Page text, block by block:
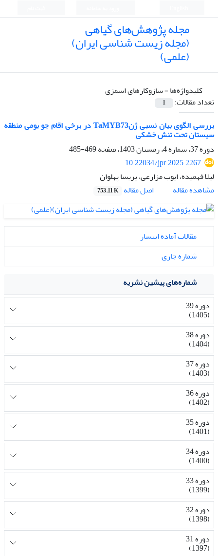
مجله پژوهش‌های گیاهی
(مجله زیست شناسی ایران)
(علمی)
کلیدواژه‌ها =سازوکارهای اسمزی
تعداد مقالات:
1
بررسی الگوی بیان نسبی ژنTaMYB73 در برخی اقام جو بومی منطقه
سیستان تحت تنش خشکی
دوره 37، شماره 4، زمستان 1403، صفحه
469-485
10.22034/jpr.2025.2267
لیلا فهمیده، ایوب مزارعی، پریسا پهلوان
مشاهده مقاله
اصل مقاله 753.11 K
مقالات آماده انتشار
شماره جاری
شماره‌های پیشین نشریه
دوره 39
(1405)
دوره 38
(1404)
دوره 37
(1403)
دوره 36
(1402)
دوره 35
(1401)
دوره 34
(1400)
دوره 33
(1399)
دوره 32
(1398)
دوره 31
(1397)